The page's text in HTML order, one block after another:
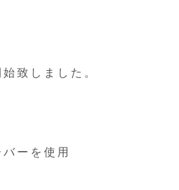
致しました。
ーを使用